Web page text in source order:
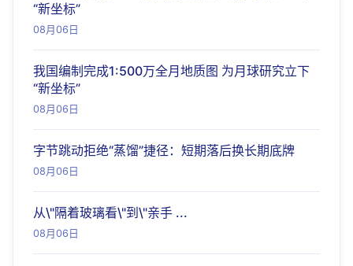
“新坐标”
08月06日
我国编制完成1:500万全月地质图 为月球研究立下
“新坐标”
08月06日
字节跳动拒绝“蒸馏”捷径：短期落后换长期底牌
08月06日
从\"隔着玻璃看\"到\"亲手 ...
08月06日